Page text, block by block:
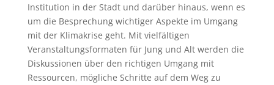
Institution in der Stadt und darüber hinaus, wenn es
um die Besprechung wichtiger Aspekte im Umgang
mit der Klimakrise geht. Mit vielfältigen
Veranstaltungsformaten für Jung und Alt werden die
Diskussionen über den richtigen Umgang mit
Ressourcen, mögliche Schritte auf dem Weg zu